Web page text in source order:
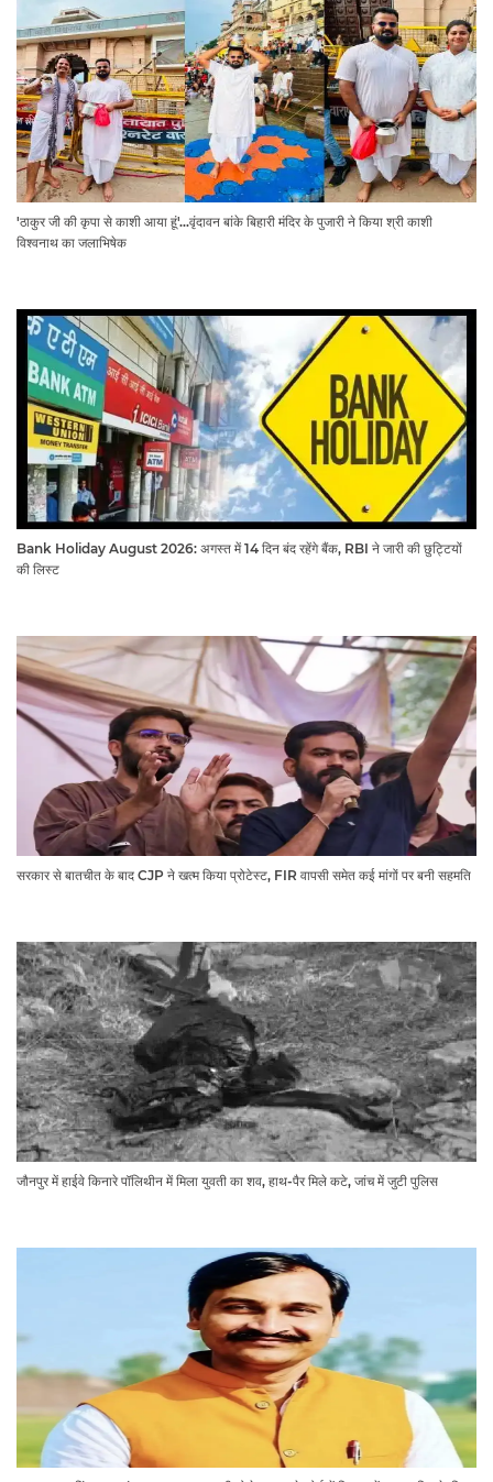
'ठाकुर जी की कृपा से काशी आया हूं'...वृंदावन बांके बिहारी मंदिर के पुजारी ने किया श्री काशी
विश्वनाथ का जलाभिषेक
Bank Holiday August 2026: अगस्त में 14 दिन बंद रहेंगे बैंक, RBI ने जारी की छुट्टियों
की लिस्ट​​​​​​​
सरकार से बातचीत के बाद CJP ने खत्म किया प्रोटेस्ट, FIR वापसी समेत कई मांगों पर बनी सहमति
जौनपुर में हाईवे किनारे पॉलिथीन में मिला युवती का शव, हाथ-पैर मिले कटे, जांच में जुटी पुलिस